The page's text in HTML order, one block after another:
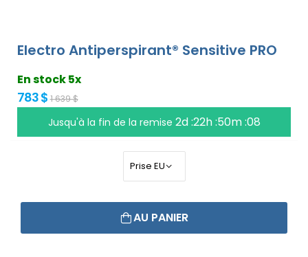
Electro Antiperspirant® Sensitive PRO
En stock 5x
783 $ 1 639 $
Jusqu'à la fin de la remise 2d :22h :50m :07
AU PANIER